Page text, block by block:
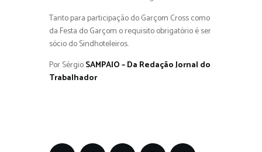
Tanto para participação do Garçom Cross como
da Festa do Garçom o requisito obrigatório é ser
sócio do Sindhoteleiros.
Por SérgioSAMPAIO – Da Redação Jornal do
Trabalhador